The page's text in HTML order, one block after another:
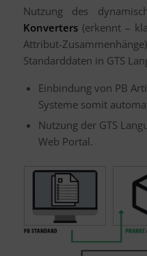
Nutzung des
Konverters(erkennt –
Attribut-
Standarddaten in GTS
Einbindung von PB
Systeme somit
Nutzung der GTS
Web Portal.